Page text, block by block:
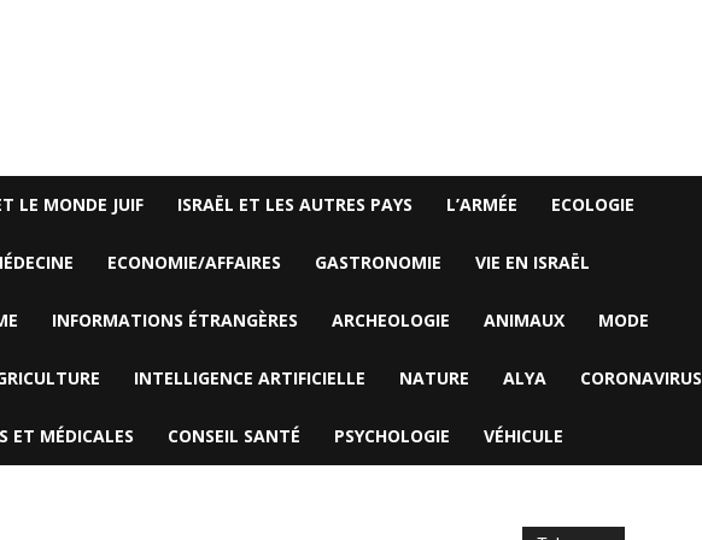
LE MONDE JUIF ISRAËL ET LES AUTRES PAYS L’ARMÉE ECOLOGIE
ECONOMIE/AFFAIRES GASTRONOMIE VIE EN ISRAËL
INFORMATIONS ÉTRANGÈRES ARCHEOLOGIE ANIMAUX MODE
INTELLIGENCE ARTIFICIELLE NATURE ALYA CORONAVIRUS
ET MÉDICALES CONSEIL SANTÉ PSYCHOLOGIE VÉHICULE